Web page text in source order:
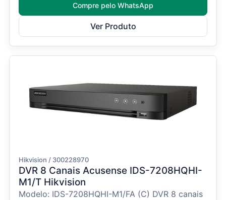
Compre pelo WhatsApp
Ver Produto
Hikvision / 300228970
DVR 8 Canais Acusense IDS-7208HQHI-
M1/T Hikvision
Modelo: IDS-7208HQHI-M1/FA (C) DVR 8 canais